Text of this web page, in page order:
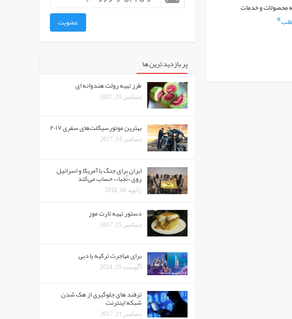
محصولات و خدمات
عضویت
پر بازدید ترین ها
طرز تهیه رولت هندوانه ای
دسامبر 19, 2017
بهترین موتورسیکلت‌های سفری ۲۰۱۷
دسامبر 14, 2017
ایران برای جنگ با آمریکا و اسرائیل
روی «نُجَباء» حساب می‌کند
ژانویه 06, 2018
دستور تهیه تارت موز
دسامبر 15, 2017
برای مهاجرت ترکیه یا دبی
آگوست 19, 2024
ترفند های جلوگیری از هک شدن
شبکه اینترنت
دسامبر 11, 2017